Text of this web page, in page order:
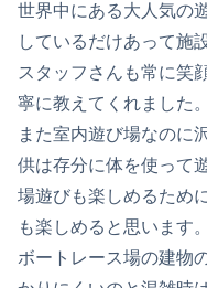
世界中にある大人気の
しているだけあって施
スタッフさんも常に笑
寧に教えてくれました。
また室内遊び場なのに
供は存分に体を使って
場遊びも楽しめるため
も楽しめると思います。
ボートレース場の建物